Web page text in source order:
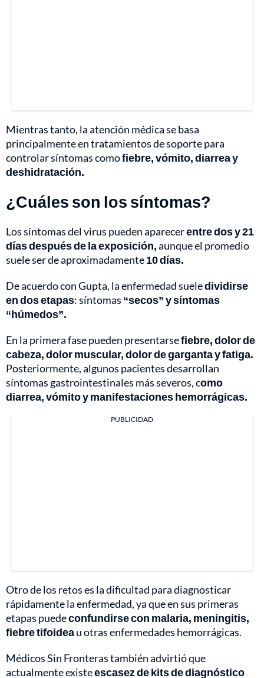
Mientras tanto, la atención médica se basa
principalmente en tratamientos de soporte para
controlar síntomas comofiebre, vómito, diarrea y
deshidratación.
¿Cuáles son los síntomas?
Los síntomas del virus pueden aparecerentre dos y 21
días después de la exposición,aunque el promedio
suele ser de aproximadamente10 días.
De acuerdo con Gupta, la enfermedad sueledividirse
en dos etapas: síntomas “secos” y síntomas
“húmedos”.
En la primera fase pueden presentarsefiebre, dolor de
cabeza, dolor muscular, dolor de garganta y fatiga.
Posteriormente, algunos pacientes desarrollan
síntomas gastrointestinales más severos, como
diarrea, vómito y manifestaciones hemorrágicas.
PUBLICIDAD
Otro de los retos es la dificultad para diagnosticar
rápidamente la enfermedad, ya que en sus primeras
etapas puedeconfundirse con malaria, meningitis,
fiebre tifoideau otras enfermedades hemorrágicas.
Médicos Sin Fronteras también advirtió que
actualmente existeescasez de kits de diagnóstico